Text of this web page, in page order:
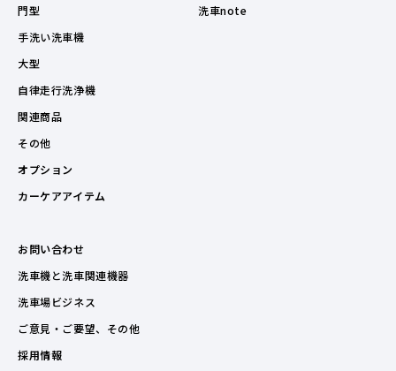
門型
手洗い洗車機
大型
自律走行洗浄機
関連商品
その他
オプション
カーケアアイテム
洗車note
お問い合わせ
洗車機と洗車関連機器
洗車場ビジネス
ご意見・ご要望、その他
採用情報